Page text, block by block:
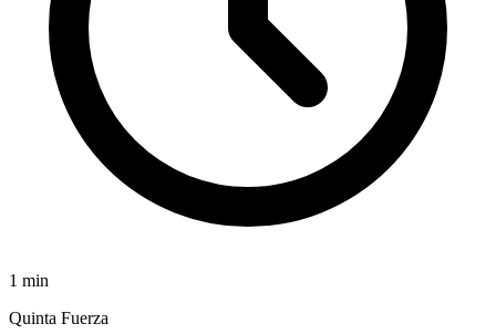
1 min
Quinta Fuerza